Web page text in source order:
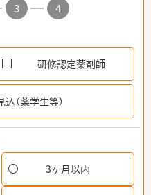
3
4
研修認定薬剤師
（薬学生等）
3ヶ月以内